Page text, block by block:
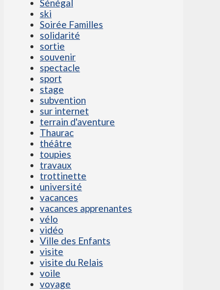
Sénégal
ski
Soirée Familles
solidarité
sortie
souvenir
spectacle
sport
stage
subvention
sur internet
terrain d'aventure
Thaurac
théâtre
toupies
travaux
trottinette
université
vacances
vacances apprenantes
vélo
vidéo
Ville des Enfants
visite
visite du Relais
voile
voyage